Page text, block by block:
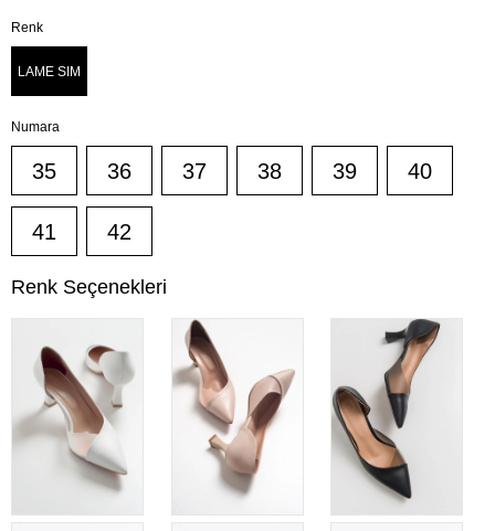
Renk
LAME SIM
Numara
35 36 37 38 39 40
41 42
Renk Seçenekleri